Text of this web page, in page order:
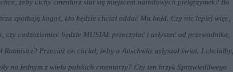
żeby cichy cmentarz stał się miejscem narodowych pielgrzymek? Bo
spotkają kogoś, kto będzie chciał oddać Mu hołd. Czy nie lepiej więc,
cudzoziemiec będzie MUSIAŁ przeczytać i usłyszeć od przewodnika,
Przecież on chciał, żeby o Auschwitz usłyszał świat. I chciałby,
na jednym z wielu polskich cmentarzy? Czy ten krzyk Sprawiedliwego